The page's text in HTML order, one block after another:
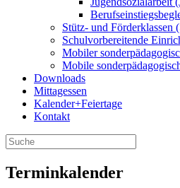
Stütz- und Förderklassen
Schulvorbereitende
Mobiler
Mobile
Downloads
Mittagessen
Kalender+Feiertage
Kontakt
Terminkalender